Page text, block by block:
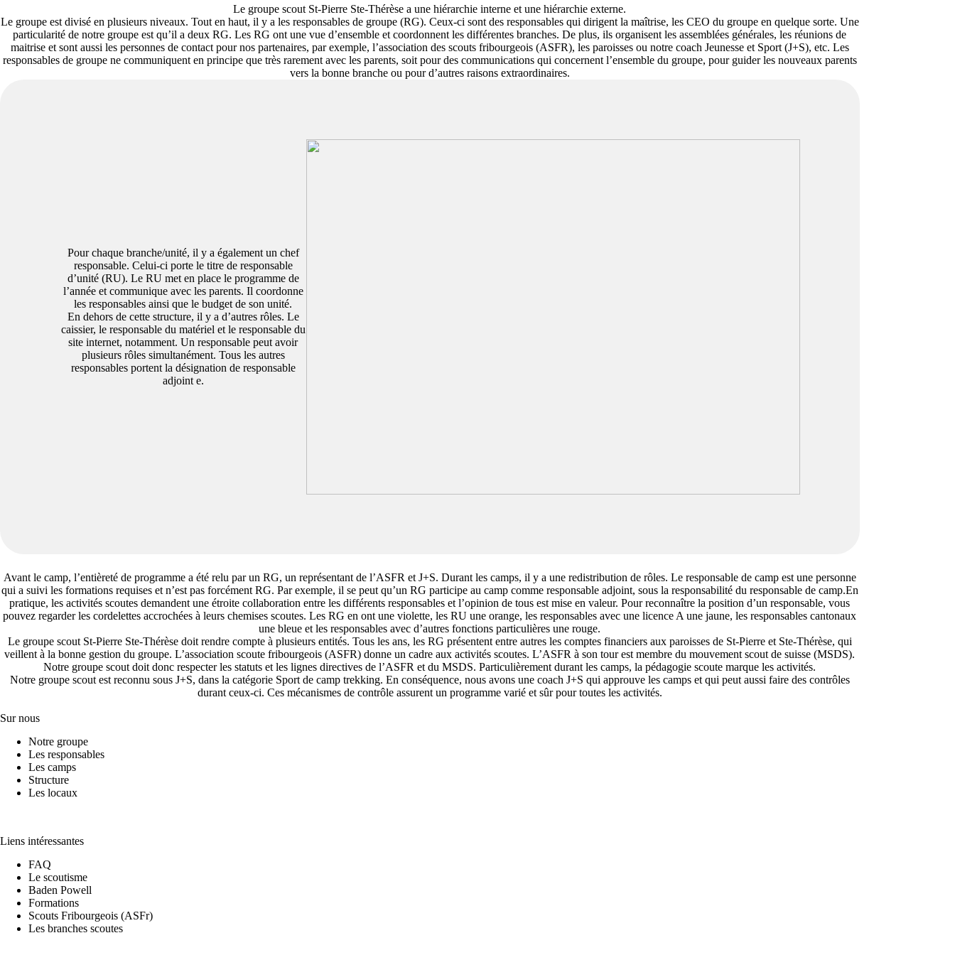
Le groupe scout St-Pierre Ste-Thérèse a une hiérarchie interne et une hiérarchie externe.
Le groupe est divisé en plusieurs niveaux. Tout en haut, il y a les responsables de groupe (RG). Ceux-ci sont des responsables qui dirigent la maîtrise, les CEO du groupe en quelque sorte. Une
particularité de notre groupe est qu’il a deux RG. Les RG ont une vue d’ensemble et coordonnent les différentes branches. De plus, ils organisent les assemblées générales, les réunions de
maitrise et sont aussi les personnes de contact pour nos partenaires, par exemple, l’association des scouts fribourgeois (ASFR), les paroisses ou notre coach Jeunesse et Sport (J+S), etc. Les
responsables de groupe ne communiquent en principe que très rarement avec les parents, soit pour des communications qui concernent l’ensemble du groupe, pour guider les nouveaux parents
vers la bonne branche ou pour d’autres raisons extraordinaires.
Pour chaque branche/unité, il y a également un chef
responsable. Celui-ci porte le titre de responsable
d’unité (RU). Le RU met en place le programme de
l’année et communique avec les parents. Il coordonne
les responsables ainsi que le budget de son unité.
En dehors de cette structure, il y a d’autres rôles. Le
caissier, le responsable du matériel et le responsable du
site internet, notamment. Un responsable peut avoir
plusieurs rôles simultanément. Tous les autres
responsables portent la désignation de responsable
adjoint e.
Avant le camp, l’entièreté de programme a été relu par un RG, un représentant de l’ASFR et J+S. Durant les camps, il y a une redistribution de rôles. Le responsable de camp est une personne
qui a suivi les formations requises et n’est pas forcément RG. Par exemple, il se peut qu’un RG participe au camp comme responsable adjoint, sous la responsabilité du responsable de camp.En
pratique, les activités scoutes demandent une étroite collaboration entre les différents responsables et l’opinion de tous est mise en valeur. Pour reconnaître la position d’un responsable, vous
pouvez regarder les cordelettes accrochées à leurs chemises scoutes. Les RG en ont une violette, les RU une orange, les responsables avec une licence A une jaune, les responsables cantonaux
une bleue et les responsables avec d’autres fonctions particulières une rouge.
Le groupe scout St-Pierre Ste-Thérèse doit rendre compte à plusieurs entités. Tous les ans, les RG présentent entre autres les comptes financiers aux paroisses de St-Pierre et Ste-Thérèse, qui
veillent à la bonne gestion du groupe. L’association scoute fribourgeois (ASFR) donne un cadre aux activités scoutes. L’ASFR à son tour est membre du mouvement scout de suisse (MSDS).
Notre groupe scout doit donc respecter les statuts et les lignes directives de l’ASFR et du MSDS. Particulièrement durant les camps, la pédagogie scoute marque les activités.
Notre groupe scout est reconnu sous J+S, dans la catégorie Sport de camp trekking. En conséquence, nous avons une coach J+S qui approuve les camps et qui peut aussi faire des contrôles
durant ceux-ci. Ces mécanismes de contrôle assurent un programme varié et sûr pour toutes les activités.
Sur nous
Notre groupe
Les responsables
Les camps
Structure
Les locaux
Liens intéressantes
FAQ
Le scoutisme
Baden Powell
Formations
Scouts Fribourgeois (ASFr)
Les branches scoutes